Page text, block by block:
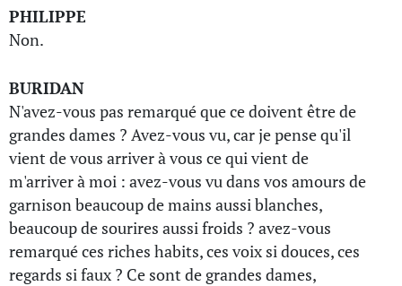
PHILIPPE
Non.
BURIDAN
N'avez-vous pas remarqué que ce doivent être de
grandes dames ? Avez-vous vu, car je pense qu'il
vient de vous arriver à vous ce qui vient de
m'arriver à moi : avez-vous vu dans vos amours de
garnison beaucoup de mains aussi blanches,
beaucoup de sourires aussi froids ? avez-vous
remarqué ces riches habits, ces voix si douces, ces
regards si faux ? Ce sont de grandes dames,